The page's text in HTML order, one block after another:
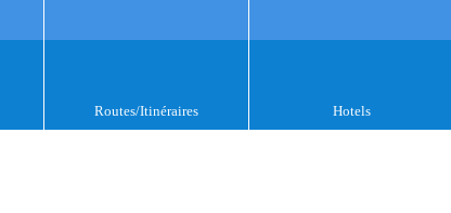
Routes/Itinéraires Hotels